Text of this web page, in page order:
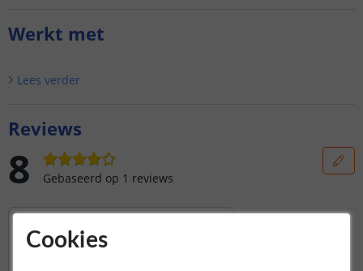
Werkt met
Lees verder
Reviews
8 Gebaseerd op 1 reviews
verwacht.
Gekozen voor de producten van deze
Cookies